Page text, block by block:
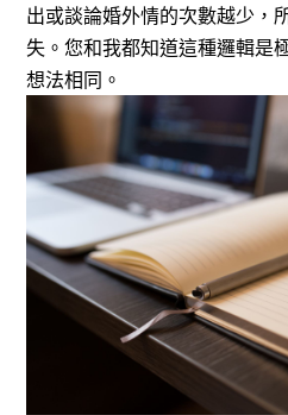
出或談論婚外情的次數越少，
失。您和我都知道這種邏輯是
想法相同。